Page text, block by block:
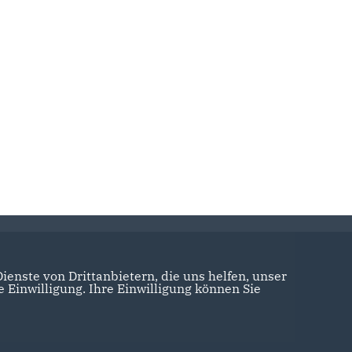
von Drittanbietern, die uns helfen, unser
Einwilligung. Ihre Einwilligung können Sie